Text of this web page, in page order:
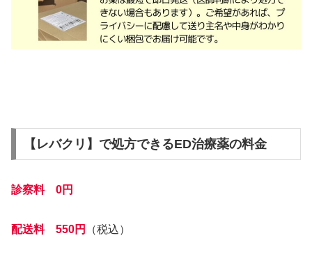
【レバクリ】で処方できるED治療薬の料金
診察料 0円
配送料 550円 （税込）